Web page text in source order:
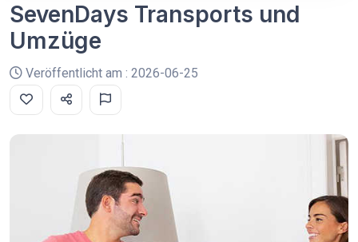
SevenDays Transports und
Umzüge
Veröffentlicht am : 2026-06-25